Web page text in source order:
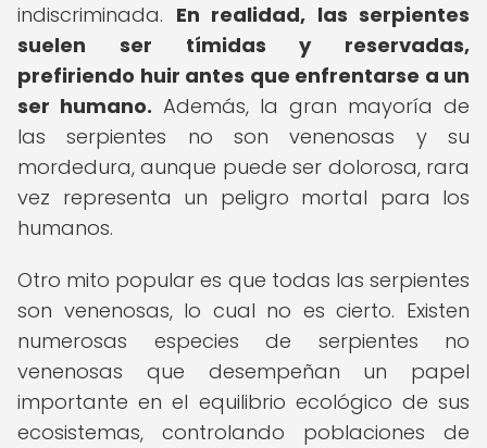
indiscriminada. En realidad, las serpientes
suelen ser tímidas y reservadas,
prefiriendo huir antes que enfrentarse a un
ser humano. Además, la gran mayoría de
las serpientes no son venenosas y su
mordedura, aunque puede ser dolorosa, rara
vez representa un peligro mortal para los
humanos.
Otro mito popular es que todas las serpientes
son venenosas, lo cual no es cierto. Existen
numerosas especies de serpientes no
venenosas que desempeñan un papel
importante en el equilibrio ecológico de sus
ecosistemas, controlando poblaciones de